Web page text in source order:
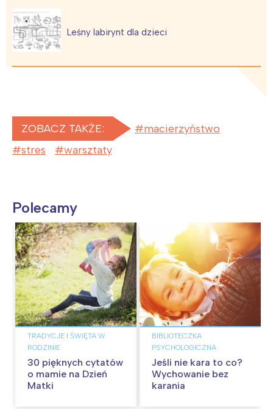
Leśny labirynt dla dzieci
ZOBACZ TAKŻE:
macierzyństwo
stres
warsztaty
Polecamy
TRADYCJE I ŚWIĘTA W
RODZINIE
30 pięknych cytatów
o mamie na Dzień
Matki
BIBLIOTECZKA
PSYCHOLOGICZNA
Jeśli nie kara to co?
Wychowanie bez
karania